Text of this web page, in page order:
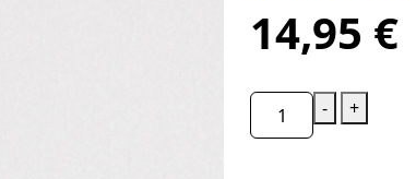
14,95 €
- +